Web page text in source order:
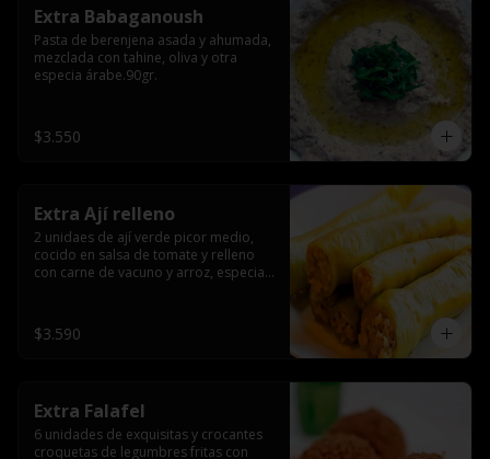
Extra Babaganoush
Pasta de berenjena asada y ahumada,
mezclada con tahine, oliva y otra
especia árabe.90gr.
$3.550
Extra Ají relleno
2 unidaes de ají verde picor medio,
cocido en salsa de tomate y relleno
con carne de vacuno y arroz, especia
$3.590
Extra Falafel
6 unidades de exquisitas y crocantes
croquetas de legumbres fritas con